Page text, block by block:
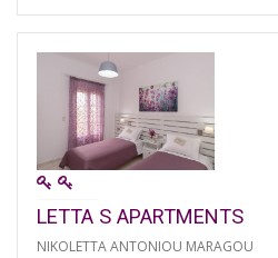
LETTA S APARTMENTS
NIKOLETTA ANTONIOU MARAGOU